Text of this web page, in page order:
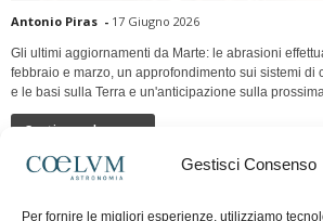
Gestisci Consenso
Per fornire le migliori esperienze, utilizziamo
Antonio Piras - 17 Giugno 2026
Gli ultimi aggiornamenti da Marte: le abrasioni
febbraio e marzo, un approfondimento sui sistemi di
e le basi sulla Terra e un'anticipazione sulla
Continua a leggere